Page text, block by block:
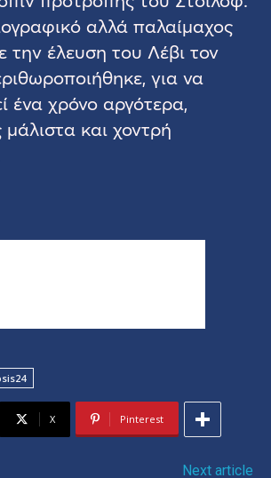
αλλά παλαίμαχος
την έλευση του Λέβι τον
για να
ένα χρόνο αργότερα,
και χοντρή
X Pinterest
Next article